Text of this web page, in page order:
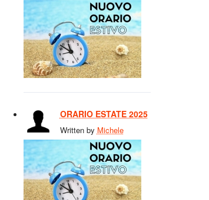
ORARIO ESTATE 2025
Written by Michele